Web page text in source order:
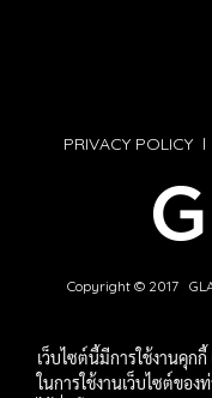
PRIVACY POLICYl
Copyright © 2017
เว็บไซต์นี้มีการใช้งานคุ
ในการใช้งานเว็บไซต์ขอ